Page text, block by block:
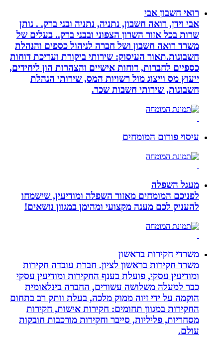
רואי חשבון אבי
אבי וידן, רואה חשבון, נתניה, נתניה ובני ברק. . נותן
שרות בכל אזור השרון הצפוני ובבני ברק.. בעלים של
משרד רואה חשבון ושל חברה לניהול כספים והנהלת
חשבונות.תאור העיסוק: שירותי ביקורת ועריכת דוחות
כספיים לחברות, דוחות אישיים והצהרות הון ליחידים,
ייעוץ מס וייצוג מול רשויות המס, שירותי הנהלת
חשבונות, שירותי חשבות שכר.
עיסוי פורום המומחים
מעגל השפלה
לפניכם המומחים מאזור השפלה ומודיעין, שישמחו
להעניק לכם מענה מקצועי ומהימן במגוון נושאים!
משרדי חקירות בראשון
משרד חקירות בראשון לציון. חברת עובדה חקירות
ומודיעין עסקי, פועלת בענף החקירות ומודיעין עסקי
כבר למעלה משלושה עשורים, החברה בינלאומית
הוקמה על ידי זיוה ממוק מלכה, בעלת וותק רב בתחום
החקירות במגוון תחומים: חקירות אישות, חקירות
מסחריות, פליליות, סייבר וחקירות מורכבות חובקות
עולם.